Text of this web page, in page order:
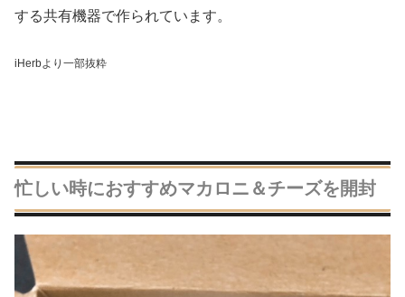
する共有機器で作られています。
iHerbより一部抜粋
忙しい時におすすめマカロニ＆チーズを開封